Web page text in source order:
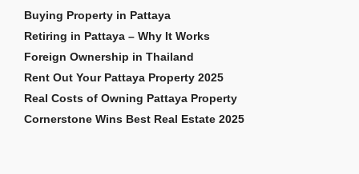
Buying Property in Pattaya
Retiring in Pattaya – Why It Works
Foreign Ownership in Thailand
Rent Out Your Pattaya Property 2025
Real Costs of Owning Pattaya Property
Cornerstone Wins Best Real Estate 2025